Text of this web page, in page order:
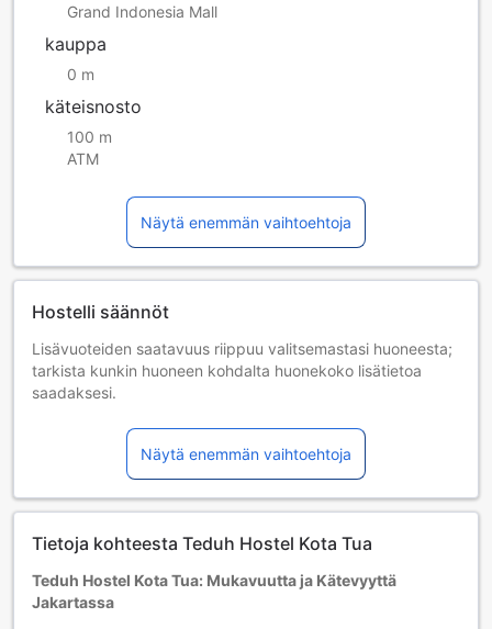
Grand Indonesia Mall
kauppa
0 m
käteisnosto
100 m
ATM
Näytä enemmän vaihtoehtoja
Hostelli säännöt
Lisävuoteiden saatavuus riippuu valitsemastasi huoneesta;
tarkista kunkin huoneen kohdalta huonekoko lisätietoa
saadaksesi.
ehdot saattavat päteä.
Majoittujan minimi-ikä: 17 vuotta
Näytä enemmän vaihtoehtoja
Tietoja kohteesta Teduh Hostel Kota Tua
Teduh Hostel Kota Tua: Mukavuutta ja Kätevyyttä
Jakartassa